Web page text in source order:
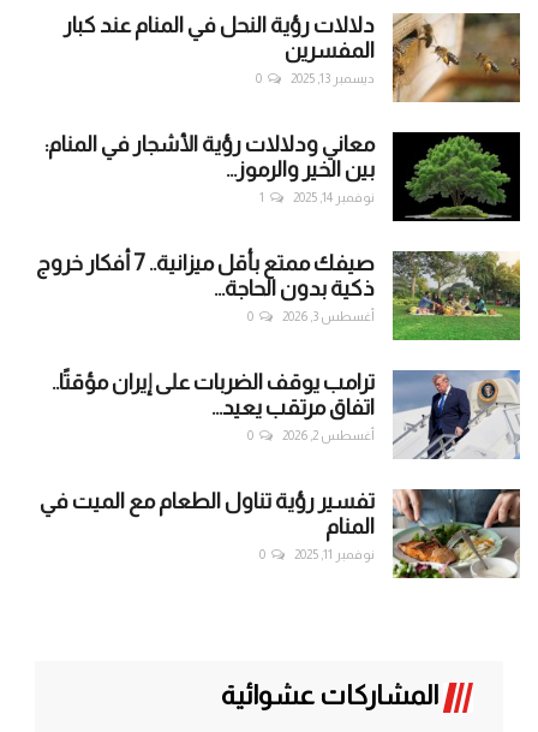
دلالات رؤية النحل في المنام عند كبار
المفسرين
ديسمبر 13, 2025 0
معاني ودلالات رؤية الأشجار في المنام:
بين الخير والرموز...
نوفمبر 14, 2025 1
صيفك ممتع بأقل ميزانية.. 7 أفكار خروج
ذكية بدون الحاجة...
أغسطس 3, 2026 0
ترامب يوقف الضربات على إيران مؤقتًا..
اتفاق مرتقب يعيد...
أغسطس 2, 2026 0
تفسير رؤية تناول الطعام مع الميت في
المنام
نوفمبر 11, 2025 0
المشاركات عشوائية